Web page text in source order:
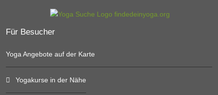
Für Besucher
Yoga Angebote auf der Karte
Yogakurse in der Nähe